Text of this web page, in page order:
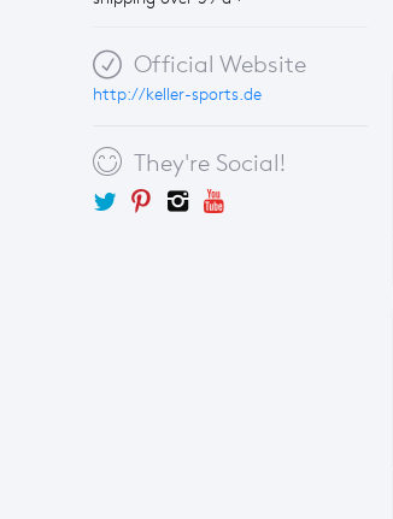
Official Website
http://keller-sports.de
They're Social!